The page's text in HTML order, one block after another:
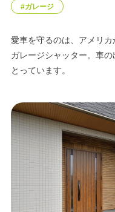
#ガレージ
愛車を守るのは、アメリ
ガレージシャッター。車
とっています。